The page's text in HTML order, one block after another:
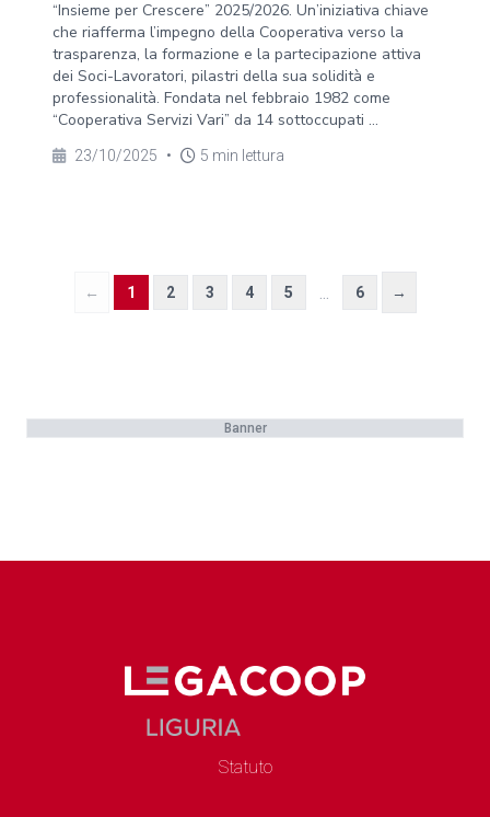
“Insieme per Crescere” 2025/2026. Un’iniziativa chiave
che riafferma l’impegno della Cooperativa verso la
trasparenza, la formazione e la partecipazione attiva
dei Soci-Lavoratori, pilastri della sua solidità e
professionalità. Fondata nel febbraio 1982 come
“Cooperativa Servizi Vari” da 14 sottoccupati ...
23/10/2025 • 5 min lettura
← 1 2 3 4 5 6 →
Banner
Statuto